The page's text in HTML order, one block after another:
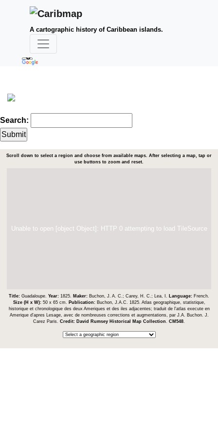
A cartographic history of Caribbean islands.
Search:
Scroll down to select a region and choose from available maps. After selecting a map, tap or
use buttons to zoom and reset.
Unable to open [object Object]: HTTP 0 attempting to load TileSource
Title: Guadaloupe. Year: 1825. Maker: Buchon, J. A. C.; Carey, H. C.; Lea, I. Language: French.
Size (H x W): 50 x 65 cm. Publication: Buchon, J.A.C. 1825. Atlas geographique, statistique,
historique et chronologique des deux Ameriques et des iles adjacentes; traduit de l'atlas execute en
Amerique d'apres Lesage, avec de nombreuses corrections et augmentations, par J.A. Buchon. J.
Carez Paris. Credit: David Rumsey Historical Map Collection CM548